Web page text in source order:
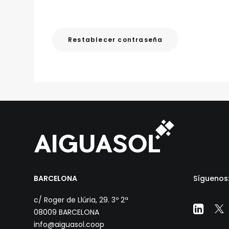
Restablecer contraseña
BARCELONA
c/ Roger de Llúria, 29. 3º 2ª
08009 BARCELONA
info@aiguasol.coop
Síguenos: